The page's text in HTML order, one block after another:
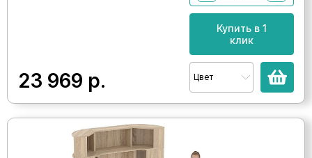
23 969 р.
Купить в 1
клик
Цвет